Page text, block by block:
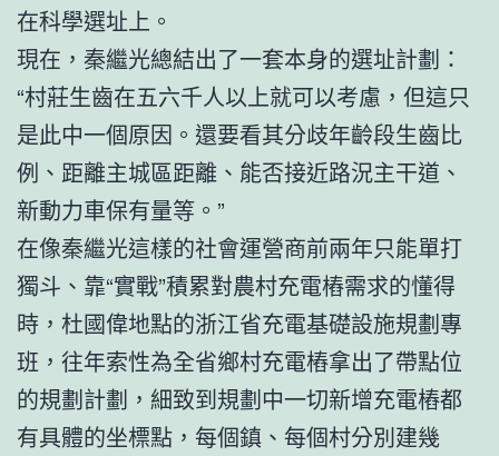
在科學選址上。
現在，秦繼光總結出了一套本身的選址計劃：
“村莊生齒在五六千人以上就可以考慮，但這只
是此中一個原因。還要看其分歧年齡段生齒比
例、距離主城區距離、能否接近路況主干道、
新動力車保有量等。”
在像秦繼光這樣的社會運營商前兩年只能單打
獨斗、靠“實戰”積累對農村充電樁需求的懂得
時，杜國偉地點的浙江省充電基礎設施規劃專
班，往年索性為全省鄉村充電樁拿出了帶點位
的規劃計劃，細致到規劃中一切新增充電樁都
有具體的坐標點，每個鎮、每個村分別建幾